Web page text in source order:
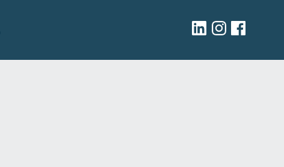
facebook
Instagram
Linkedin